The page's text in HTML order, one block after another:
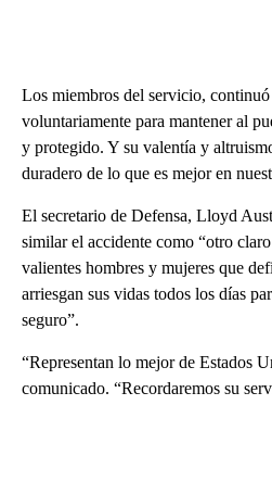
Los miembros del servicio,
voluntariamente para mantener al
y protegido. Y su valentía y
duradero de lo que es mejor en
El secretario de Defensa, Lloyd
similar el accidente como “otro
valientes hombres y mujeres que
arriesgan sus vidas todos los días
seguro”.
“Representan lo mejor de Estados
comunicado. “Recordaremos su